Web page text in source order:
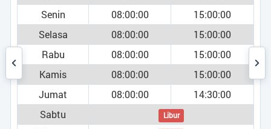
08:00:00
15:00:00
08:00:00
15:00:00
08:00:00
15:00:00
08:00:00
15:00:00
08:00:00
14:30:00
Bar chart
The chart
The chart
1.184
Laki-laki
913
Perempuan
2.097